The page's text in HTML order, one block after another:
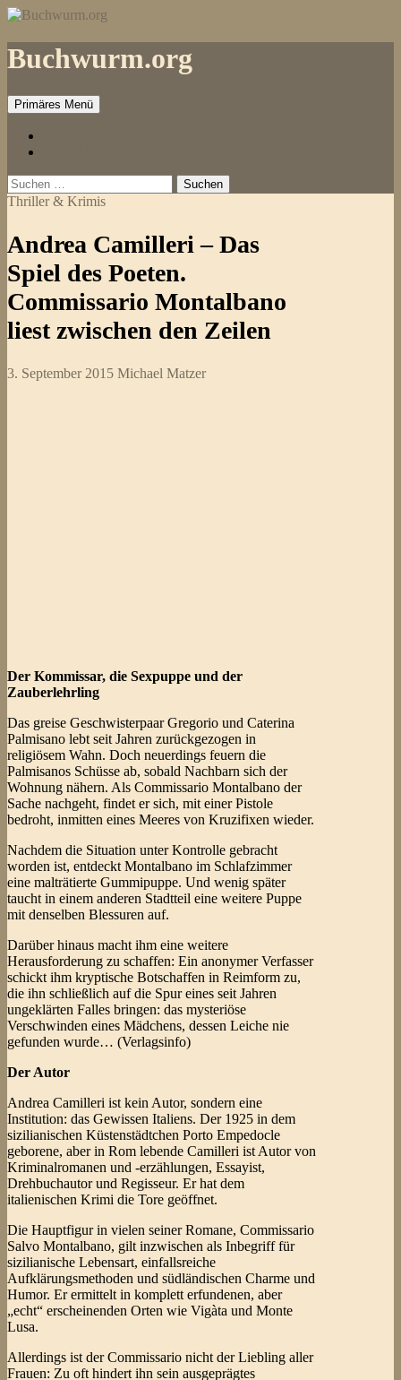
Zum
springen
Buchwurm.org
Primäres Menü
Suchen
nach:
Thriller & Krimis
Andrea Camilleri – Das
Spiel des Poeten.
Commissario Montalbano
liest zwischen den Zeilen
3. September 2015 Michael Matzer
Der Kommissar, die Sexpuppe und der
Zauberlehrling
Das greise Geschwisterpaar Gregorio und Caterina
Palmisano lebt seit Jahren zurückgezogen in
religiösem Wahn. Doch neuerdings feuern die
Palmisanos Schüsse ab, sobald Nachbarn sich der
Wohnung nähern. Als Commissario Montalbano der
Sache nachgeht, findet er sich, mit einer Pistole
bedroht, inmitten eines Meeres von Kruzifixen wieder.
Nachdem die Situation unter Kontrolle gebracht
worden ist, entdeckt Montalbano im Schlafzimmer
eine malträtierte Gummipuppe. Und wenig später
taucht in einem anderen Stadtteil eine weitere Puppe
mit denselben Blessuren auf.
Darüber hinaus macht ihm eine weitere
Herausforderung zu schaffen: Ein anonymer Verfasser
schickt ihm kryptische Botschaffen in Reimform zu,
die ihn schließlich auf die Spur eines seit Jahren
ungeklärten Falles bringen: das mysteriöse
Verschwinden eines Mädchens, dessen Leiche nie
gefunden wurde… (Verlagsinfo)
Der Autor
Andrea Camilleri ist kein Autor, sondern eine
Institution: das Gewissen Italiens. Der 1925 in dem
sizilianischen Küstenstädtchen Porto Empedocle
geborene, aber in Rom lebende Camilleri ist Autor von
Kriminalromanen und -erzählungen, Essayist,
Drehbuchautor und Regisseur. Er hat dem
italienischen Krimi die Tore geöffnet.
Die Hauptfigur in vielen seiner Romane, Commissario
Salvo Montalbano, gilt inzwischen als Inbegriff für
sizilianische Lebensart, einfallsreiche
Aufklärungsmethoden und südländischen Charme und
Humor. Er ermittelt in komplett erfundenen, aber
„echt“ erscheinenden Orten wie Vigàta und Monte
Lusa.
Allerdings ist der Commissario nicht der Liebling aller
Frauen: Zu oft hindert ihn sein ausgeprägtes